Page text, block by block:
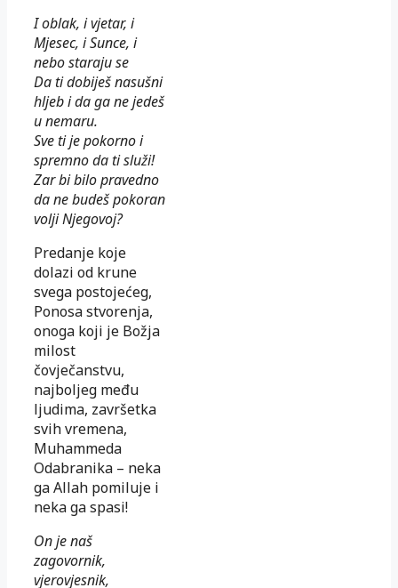
I oblak, i vjetar, i
Mjesec, i Sunce, i
nebo staraju se
Da ti dobiješ nasušni
hljeb i da ga ne jedeš
u nemaru.
Sve ti je pokorno i
spremno da ti služi!
Zar bi bilo pravedno
da ne budeš pokoran
volji Njegovoj?
Predanje koje
dolazi od krune
svega postojećeg,
Ponosa stvorenja,
onoga koji je Božja
milost
čovječanstvu,
najboljeg među
ljudima, završetka
svih vremena,
Muhammeda
Odabranika – neka
ga Allah pomiluje i
neka ga spasi!
On je naš
zagovornik,
vjerovjesnik,